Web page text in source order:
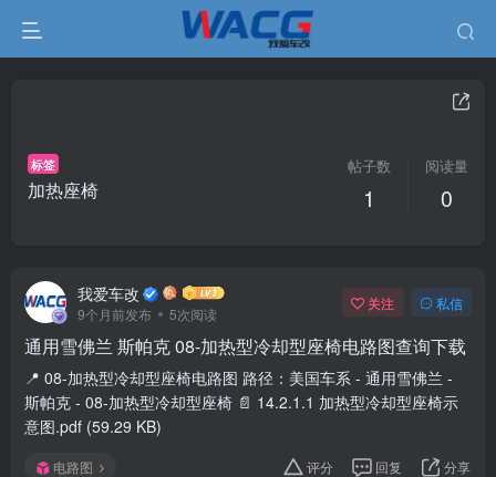
标签
加热座椅
帖子数
1
阅读量
0
我爱车改
9个月前发布 5次阅读
关注 私信
通用雪佛兰 斯帕克 08-加热型冷却型座椅电路图查询下载
📍 08-加热型冷却型座椅电路图 路径：美国车系 - 通用雪佛兰 -
斯帕克 - 08-加热型冷却型座椅 📄 14.2.1.1 加热型冷却型座椅示
意图.pdf (59.29 KB)
电路图 评分 回复 分享